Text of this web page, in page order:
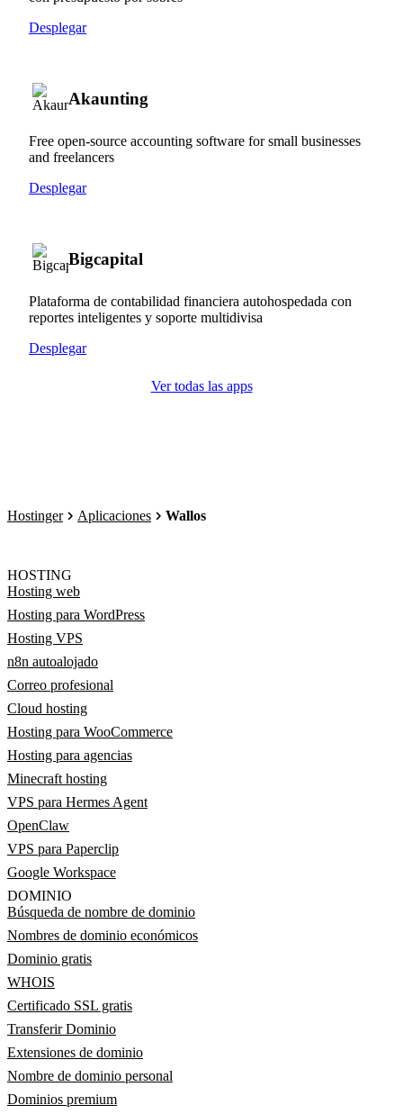
Desplegar
Akaunting
Free open-source accounting software for small businesses
and freelancers
Desplegar
Bigcapital
Plataforma de contabilidad financiera autohospedada con
reportes inteligentes y soporte multidivisa
Desplegar
Ver todas las apps
Hostinger Aplicaciones Wallos
HOSTING
Hosting web
Hosting para WordPress
Hosting VPS
n8n autoalojado
Correo profesional
Cloud hosting
Hosting para WooCommerce
Hosting para agencias
Minecraft hosting
VPS para Hermes Agent
OpenClaw
VPS para Paperclip
Google Workspace
DOMINIO
Búsqueda de nombre de dominio
Nombres de dominio económicos
Dominio gratis
WHOIS
Certificado SSL gratis
Transferir Dominio
Extensiones de dominio
Nombre de dominio personal
Dominios premium